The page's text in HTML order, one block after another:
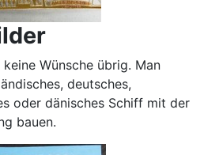
Wünsche übrig. Man
deutsches,
oder dänisches Schiff mit der
bauen.